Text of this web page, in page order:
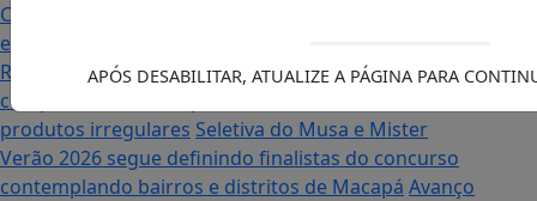
Carol Monteiro: trajetória política ganha destaque
em Porto Grande com atuação voltada ao município
Receita Federal anuncia mudanças no programa de
compras no exterior para evitar entrada de
produtos irregulares Seletiva do Musa e Mister
Verão 2026 segue definindo finalistas do concurso
contemplando bairros e distritos de Macapá Avanço
APÓS DESABILITAR, ATUALIZE A PÁGINA PARA